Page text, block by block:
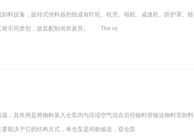
设备，旋转式供料器的组成有叶轮、机壳、电机、减速机、防护罩、链
有不同类型，故其配制有所差异。 The ro
其作用是将物料装入仓泵内与压缩空气混合后经输料管输送物料至卸料
取决于它的结构方式，单仓泵是间歇输送，双仓泵